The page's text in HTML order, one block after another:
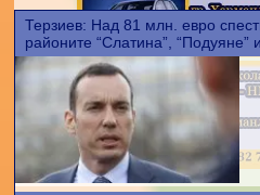
Терзиев: Над 81 млн. евро
районите “Слатина”, “Подуяне”